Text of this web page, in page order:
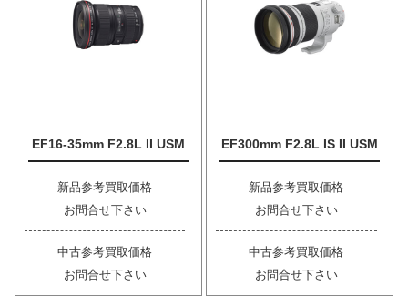
EF16-35mm F2.8L II USM
新品参考買取価格
お問合せ下さい
中古参考買取価格
お問合せ下さい
EF300mm F2.8L IS II USM
新品参考買取価格
お問合せ下さい
中古参考買取価格
お問合せ下さい